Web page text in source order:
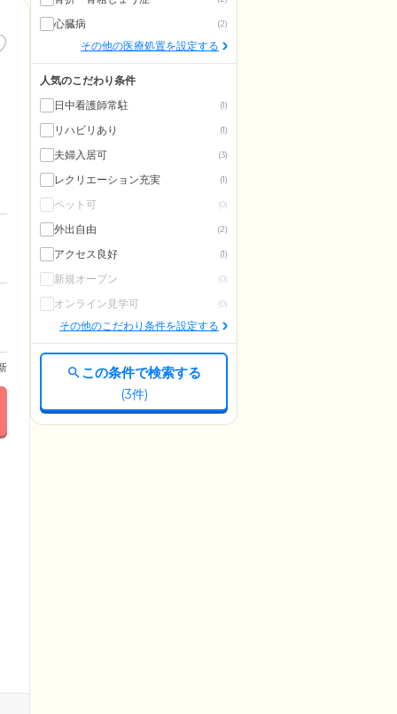
心臓病 (2)
その他の医療処置を設定する
人気のこだわり条件
日中看護師常駐
(1)
リハビリあり (1)
夫婦入居可 (3)
レクリエーション充実 (1)
ペット可 (0)
外出自由 (2)
アクセス良好 (1)
新規オープン (0)
オンライン見学可 (0)
その他のこだわり条件を設定する
この条件で検索する
(3件)